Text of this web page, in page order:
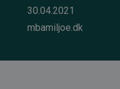
30.04.2021
mbamiljoe.dk